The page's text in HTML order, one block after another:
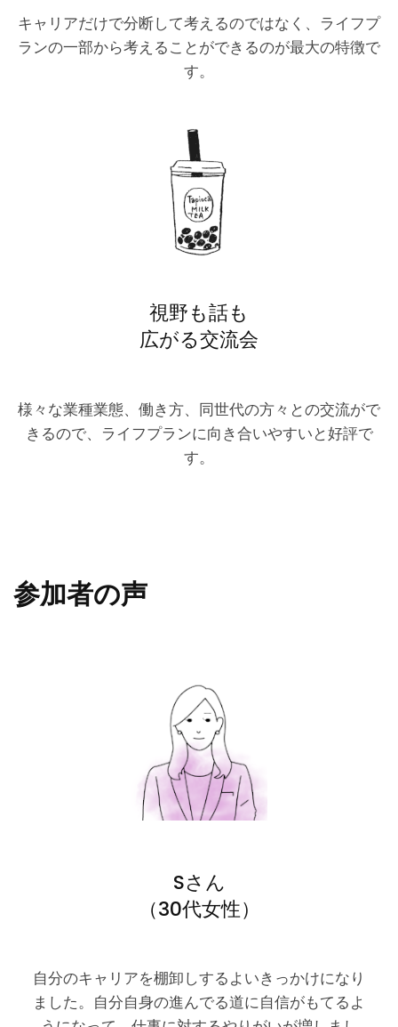
キャリアだけで分断して考えるのではなく、ライフプ
ランの一部から考えることができるのが最大の特徴で
す。
視野も話も
広がる交流会
様々な業種業態、働き方、同世代の方々との交流がで
きるので、ライフプランに向き合いやすいと好評で
す。
参加者の声
Sさん
（30代女性）
自分のキャリアを棚卸しするよいきっかけになり
ました。自分自身の進んでる道に自信がもてるよ